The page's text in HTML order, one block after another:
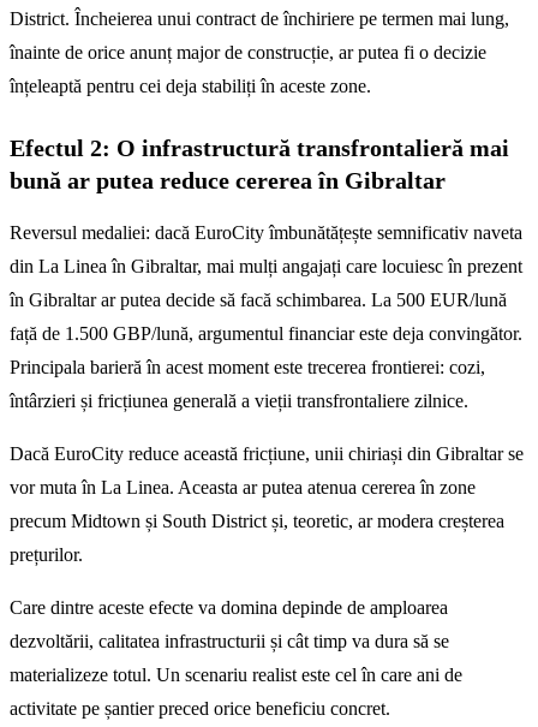
District. Încheierea unui contract de închiriere pe termen mai lung,
înainte de orice anunț major de construcție, ar putea fi o decizie
înțeleaptă pentru cei deja stabiliți în aceste zone.
Efectul 2: O infrastructură transfrontalieră mai
bună ar putea reduce cererea în Gibraltar
Reversul medaliei: dacă EuroCity îmbunătățește semnificativ naveta
din La Linea în Gibraltar, mai mulți angajați care locuiesc în prezent
în Gibraltar ar putea decide să facă schimbarea. La 500 EUR/lună
față de 1.500 GBP/lună, argumentul financiar este deja convingător.
Principala barieră în acest moment este trecerea frontierei: cozi,
întârzieri și fricțiunea generală a vieții transfrontaliere zilnice.
Dacă EuroCity reduce această fricțiune, unii chiriași din Gibraltar se
vor muta în La Linea. Aceasta ar putea atenua cererea în zone
precum Midtown și South District și, teoretic, ar modera creșterea
prețurilor.
Care dintre aceste efecte va domina depinde de amploarea
dezvoltării, calitatea infrastructurii și cât timp va dura să se
materializeze totul. Un scenariu realist este cel în care ani de
activitate pe șantier preced orice beneficiu concret.